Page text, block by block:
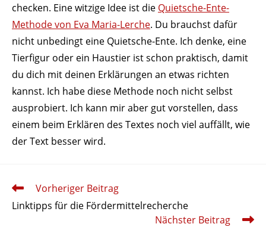
checken. Eine witzige Idee ist die Quietsche-Ente-
Methode von Eva Maria-Lerche. Du brauchst dafür
nicht unbe­dingt eine Quietsche-Ente. Ich denke, eine
Tier­figur oder ein Haustier ist schon prak­tisch, damit
du dich mit deinen Erklä­rungen an etwas richten
kannst. Ich habe diese Methode noch nicht selbst
auspro­biert. Ich kann mir aber gut vorstellen, dass
einem beim Erklären des Textes noch viel auffällt, wie
der Text besser wird.
Weitere
Artikel
ansehen
Vorheriger Beitrag
Link­tipps für die Fördermittelrecherche
Nächster Beitrag